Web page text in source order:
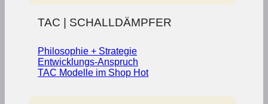
TAC | SCHALLDÄMPFER
Philosophie + Strategie
Entwicklungs-Anspruch
TAC Modelle im Shop